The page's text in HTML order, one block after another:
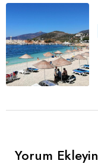
Yorum Ekleyin